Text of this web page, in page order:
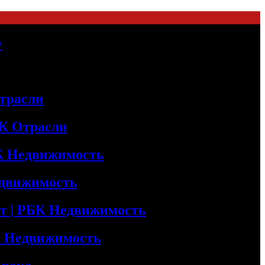
Отрасли
Недвижимость
| РБК Недвижимость
Недвижимость